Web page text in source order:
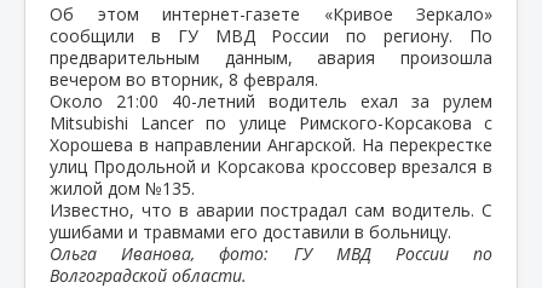
Об этом интернет-газете «Кривое Зеркало»
сообщили в ГУ МВД России по региону. По
предварительным данным, авария произошла
вечером во вторник, 8 февраля.
Около 21:00 40-летний водитель ехал за рулем
Mitsubishi Lancer по улице Римского-Корсакова с
Хорошева в направлении Ангарской. На перекрестке
улиц Продольной и Корсакова кроссовер врезался в
жилой дом №135.
Известно, что в аварии пострадал сам водитель. С
ушибами и травмами его доставили в больницу.
Ольга Иванова, фото: ГУ МВД России по
Волгоградской области.